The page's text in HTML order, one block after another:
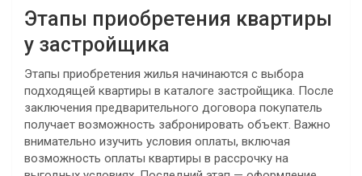
Этапы приобретения квартиры
у застройщика
Этапы приобретения жилья начинаются с выбора
подходящей квартиры в каталоге застройщика. После
заключения предварительного договора покупатель
получает возможность забронировать объект. Важно
внимательно изучить условия оплаты, включая
возможность оплаты квартиры в рассрочку на